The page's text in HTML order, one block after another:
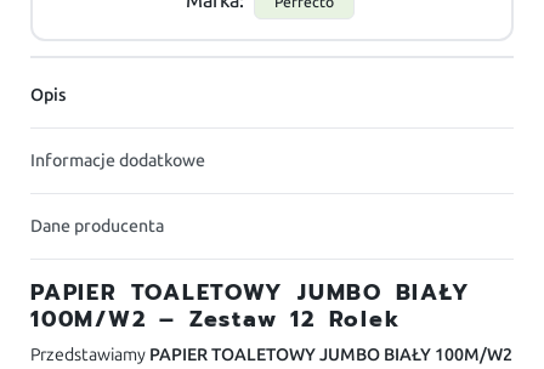
Opis
Informacje dodatkowe
Dane producenta
PAPIER TOALETOWY JUMBO BIAŁY
100M/W2 – Zestaw 12 Rolek
Przedstawiamy PAPIER TOALETOWY JUMBO BIAŁY 100M/W2